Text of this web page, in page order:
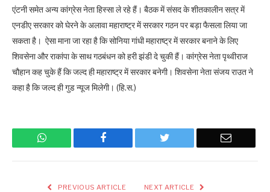
एंटनी समेत अन्य कांग्रेस नेता हिस्सा ले रहे हैं। बैठक में संसद के शीतकालीन सत्र में
एनडीए सरकार को घेरने के अलावा महाराष्ट्र में सरकार गठन पर बड़ा फैसला लिया जा
सकता है। ऐसा माना जा रहा है कि सोनिया गांधी महाराष्ट्र में सरकार बनाने के लिए
शिवसेना और राकांपा के साथ गठबंधन को हरी झंडी दे चुकी हैं। कांग्रेस नेता पृथ्वीराज
चौहान कह चुके हैं कि जल्द ही महाराष्ट्र में सरकार बनेगी। शिवसेना नेता संजय राउत ने
कहा है कि जल्द ही गुड न्यूज मिलेगी। (हि.स.)
WhatsApp Facebook Twitter Email
PREVIOUS ARTICLE NEXT ARTICLE